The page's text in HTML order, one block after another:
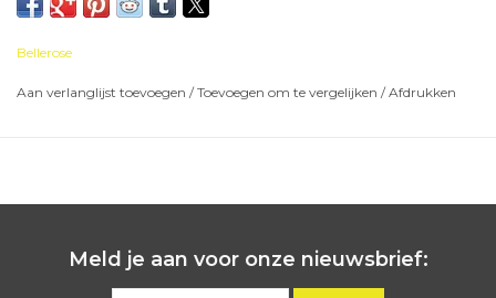
Bellerose
Aan verlanglijst toevoegen /Toevoegen om te vergelijken /Afdrukken
Meld je aan voor onze nieuwsbrief: